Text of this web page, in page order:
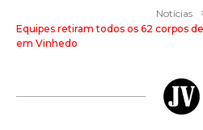
Notícias
Equipes retiram todos os 62 corpos
em Vinhedo